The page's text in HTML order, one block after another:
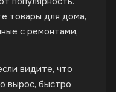
товары для дома,
с ремонтами,
видите, что
вырос, быстро